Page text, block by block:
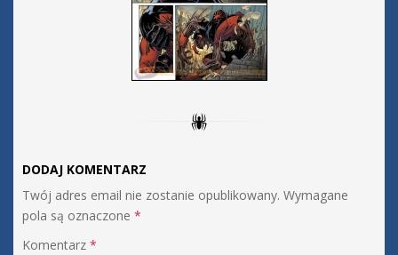
DODAJ KOMENTARZ
Twój adres email nie zostanie opublikowany. Wymagane
pola są oznaczone *
Komentarz *